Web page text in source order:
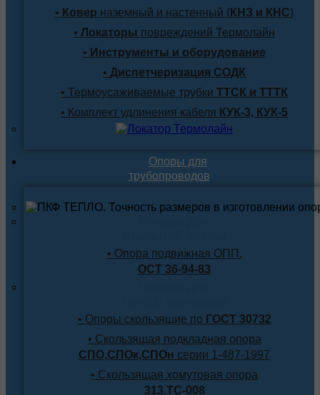
• Ковер наземный и настенный (КНЗ и КНС)
• Локаторы повреждений Термолайн
• Инструменты и оборудование
• Диспетчеризация СОДК
• Термоусаживаемые трубки ТТСК и ТТТК
• Комплект удлинения кабеля КУК-3, КУК-5
Опоры для
трубопроводов
• Опора подвижная ОПП.
ОСТ 36-94-83
• Опоры скользящие по ГОСТ 30732
• Скользящая подкладная опора
СПО,СПОк,СПОн серии 1-487-1997
• Скользящая хомутовая опора
313.ТС-008